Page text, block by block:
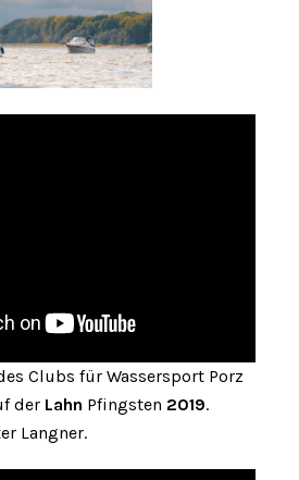
Clubs für Wassersport Porz
der Lahn Pfingsten 2019.
Langner.